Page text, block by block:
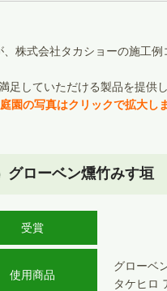
株式会社タカショーの施工
足していただける製品を提供
園の写真はクリックで拡大しま
グローベン燻竹みす垣
受賞
使用商品
グローベ
タケヒロ